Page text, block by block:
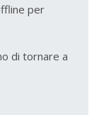
per
di tornare a